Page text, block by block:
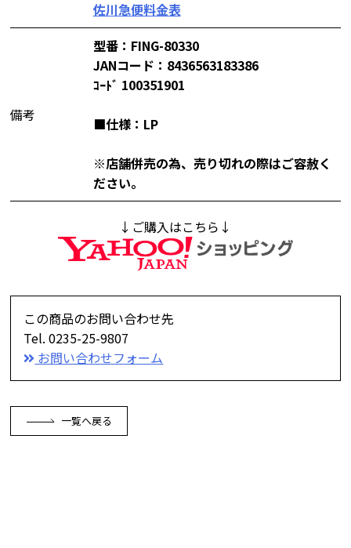
佐川急便料金表
備考
型番：FING-80330
JANコード：8436563183386
ｺｰﾄﾞ 100351901
■仕様：LP
※店舗併売の為、売り切れの際はご容赦く
ださい。
↓ご購入はこちら↓
この商品のお問い合わせ先
Tel. 0235-25-9807
お問い合わせフォーム
一覧へ戻る